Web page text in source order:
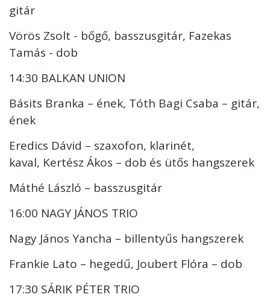
gitár
Vörös Zsolt - bőgő, basszusgitár, Fazekas
Tamás - dob
14:30 BALKAN UNION
Básits Branka – ének, Tóth Bagi Csaba – gitár,
ének
Eredics Dávid – szaxofon, klarinét,
kaval, Kertész Ákos – dob és ütős hangszerek
Máthé László – basszusgitár
16:00 NAGY JÁNOS TRIO
Nagy János Yancha – billentyűs hangszerek
Frankie Lato – hegedű, Joubert Flóra – dob
17:30 SÁRIK PÉTER TRIO